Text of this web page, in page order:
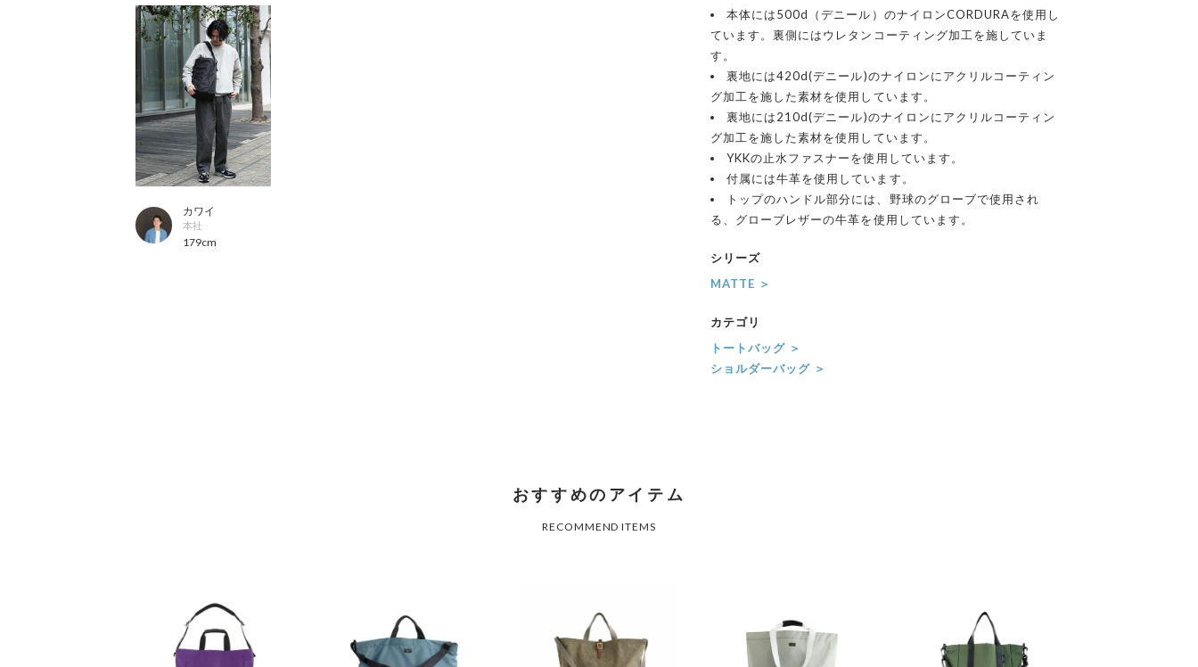
カワイ
本社
179cm
本体には500d（デニール）のナイロンCORDURAを使用し
ています。裏側にはウレタンコーティング加工を施していま
す。
裏地には420d(デニール)のナイロンにアクリルコーティン
グ加工を施した素材を使用しています。
裏地には210d(デニール)のナイロンにアクリルコーティン
グ加工を施した素材を使用しています。
YKKの止水ファスナーを使用しています。
付属には牛革を使用しています。
トップのハンドル部分には、野球のグローブで使用され
る、グローブレザーの牛革を使用しています。
シリーズ
MATTE ＞
カテゴリ
トートバッグ ＞
ショルダーバッグ ＞